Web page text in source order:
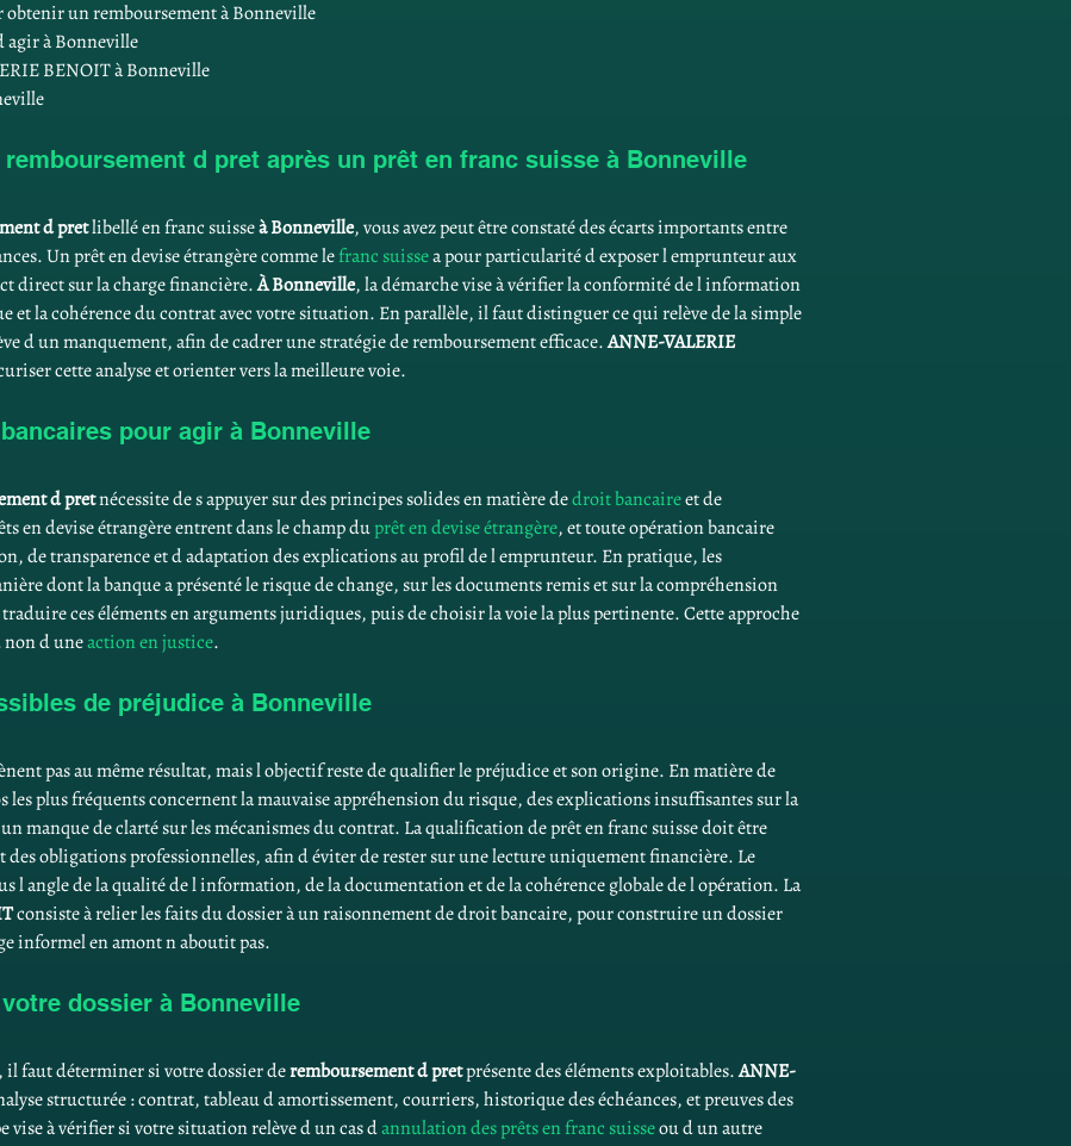
obtenir un remboursement à Bonneville
agir à Bonneville
BENOIT à Bonneville
d pret après un prêt en franc suisse à Bonneville
d pret libellé en franc suisse à Bonneville, vous avez peut être constaté des écarts importants entre
Un prêt en devise étrangère comme le franc suisse a pour particularité d exposer l emprunteur aux
direct sur la charge financière. À Bonneville, la démarche vise à vérifier la conformité de l information
et la cohérence du contrat avec votre situation. En parallèle, il faut distinguer ce qui relève de la simple
d un manquement, afin de cadrer une stratégie de remboursement efficace. ANNE-VALERIE
cette analyse et orienter vers la meilleure voie.
pour agir à Bonneville
d pret nécessite de s appuyer sur des principes solides en matière de droit bancaire et de
en devise étrangère entrent dans le champ du prêt en devise étrangère, et toute opération bancaire
de transparence et d adaptation des explications au profil de l emprunteur. En pratique, les
dont la banque a présenté le risque de change, sur les documents remis et sur la compréhension
traduire ces éléments en arguments juridiques, puis de choisir la voie la plus pertinente. Cette approche
non d une action en justice.
de préjudice à Bonneville
pas au même résultat, mais l objectif reste de qualifier le préjudice et son origine. En matière de
les plus fréquents concernent la mauvaise appréhension du risque, des explications insuffisantes sur la
manque de clarté sur les mécanismes du contrat. La qualification de prêt en franc suisse doit être
des obligations professionnelles, afin d éviter de rester sur une lecture uniquement financière. Le
l angle de la qualité de l information, de la documentation et de la cohérence globale de l opération. La
consiste à relier les faits du dossier à un raisonnement de droit bancaire, pour construire un dossier
informel en amont n aboutit pas.
dossier à Bonneville
il faut déterminer si votre dossier de remboursement d pret présente des éléments exploitables. ANNE-
structurée : contrat, tableau d amortissement, courriers, historique des échéances, et preuves des
vise à vérifier si votre situation relève d un cas d annulation des prêts en franc suisse ou d un autre